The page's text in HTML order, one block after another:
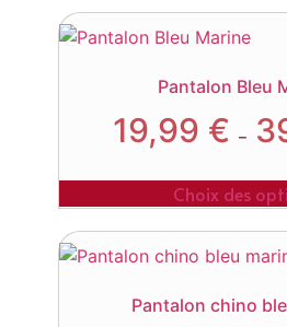
Pantalon Bleu
19,99 € –
Choix des
Pantalon chino